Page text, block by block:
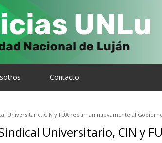
Contacto
aquí
Universitario, CIN y FUA reclaman nuevamente al
Universitario, CIN y